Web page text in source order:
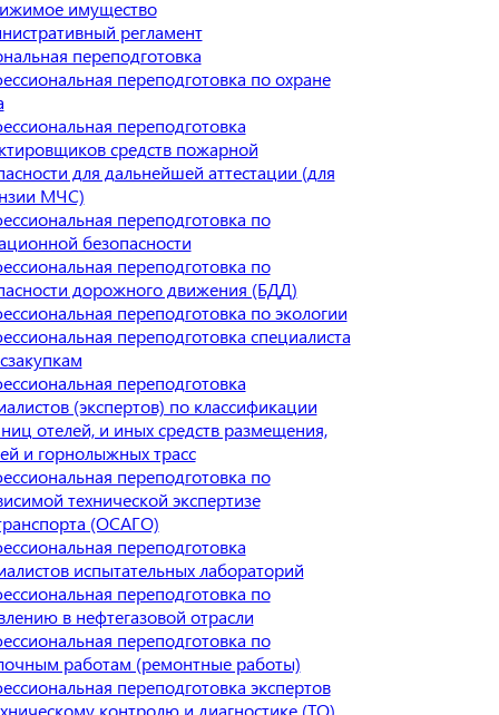
имущество
регламент
переподготовка
переподготовка по охране
переподготовка
средств пожарной
для дальнейшей аттестации (для
МЧС)
переподготовка по
безопасности
переподготовка по
дорожного движения (БДД)
переподготовка по экологии
переподготовка специалиста
переподготовка
(экспертов) по классификации
отелей, и иных средств размещения,
и горнолыжных трасс
переподготовка по
технической экспертизе
(ОСАГО)
переподготовка
испытательных лабораторий
переподготовка по
в нефтегазовой отрасли
переподготовка по
работам (ремонтные работы)
переподготовка экспертов
контролю и диагностике (ТО)